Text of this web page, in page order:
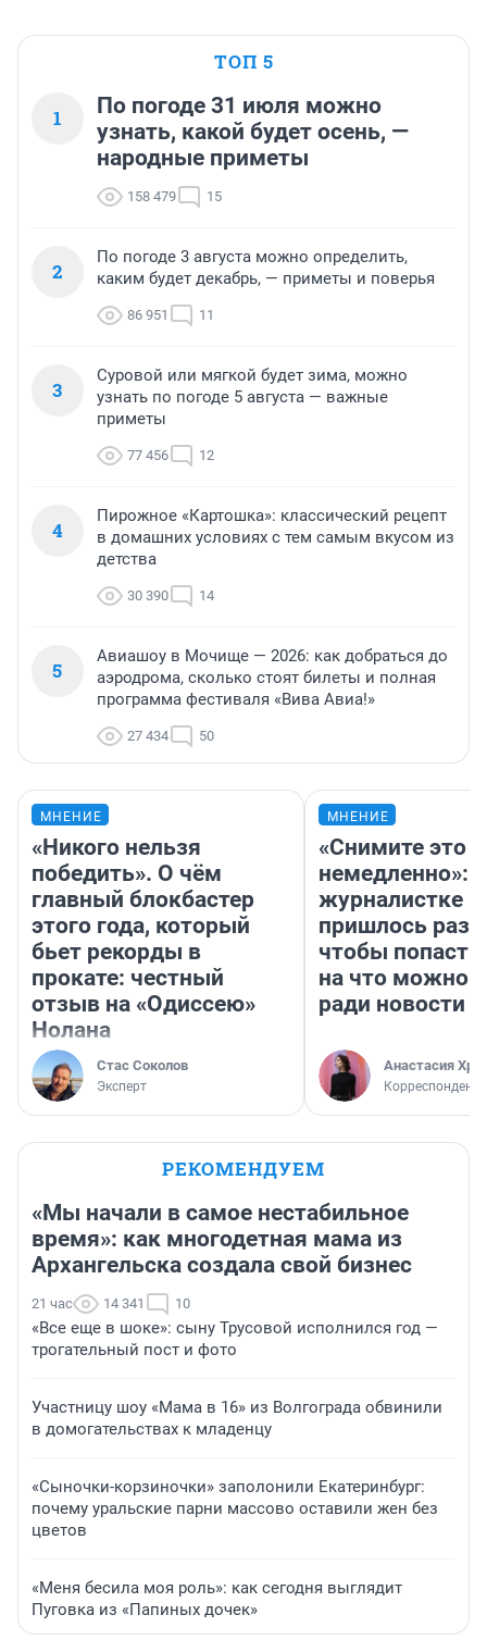
ТОП 5
1
По погоде 31 июля можно
узнать, какой будет осень, —
народные приметы
158 479 15
2
По погоде 3 августа можно определить,
каким будет декабрь, — приметы и поверья
86 951 11
3
Суровой или мягкой будет зима, можно
узнать по погоде 5 августа — важные
приметы
77 456 12
4
Пирожное «Картошка»: классический рецепт
в домашних условиях с тем самым вкусом из
детства
30 390 14
5
Авиашоу в Мочище — 2026: как добраться до
аэродрома, сколько стоят билеты и полная
программа фестиваля «Вива Авиа!»
27 434 50
МНЕНИЕ
«Никого нельзя
победить». О чём
главный блокбастер
этого года, который
бьет рекорды в
прокате: честный
отзыв на «Одиссею»
Нолана
Стас Соколов
Эксперт
МНЕНИЕ
«Снимите это
немедленно»:
журналистке
пришлось
чтобы попасть
на что можно
ради новости
Анастасия
Корреспондент
РЕКОМЕНДУЕМ
«Мы начали в самое нестабильное
время»: как многодетная мама из
Архангельска создала свой бизнес
21 час 14 341 10
«Все еще в шоке»: сыну Трусовой исполнился год —
трогательный пост и фото
Участницу шоу «Мама в 16» из Волгограда обвинили
в домогательствах к младенцу
«Сыночки-корзиночки» заполонили Екатеринбург:
почему уральские парни массово оставили жен без
цветов
«Меня бесила моя роль»: как сегодня выглядит
Пуговка из «Папиных дочек»